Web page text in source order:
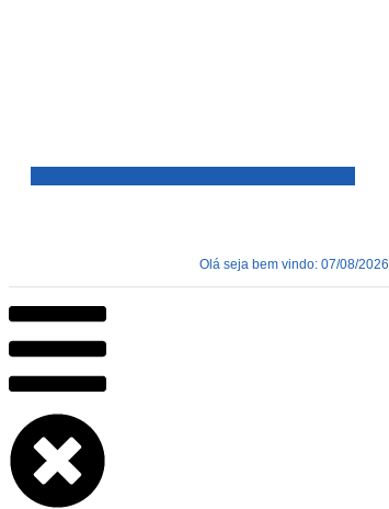
Olá seja bem vindo: 07/08/2026